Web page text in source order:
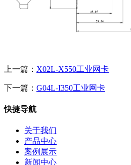
上一篇： X02L-X550工业网卡
下一篇： G04L-I350工业网卡
快捷导航
关于我们
产品中心
案例展示
新闻中心